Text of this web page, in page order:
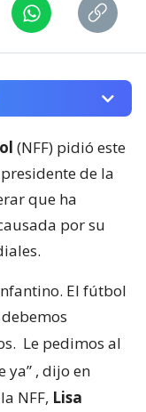
(NFF) pidió este
de la
que ha
por su
El fútbol
Le pedimos al
ya” , dijo en
NFF, Lisa